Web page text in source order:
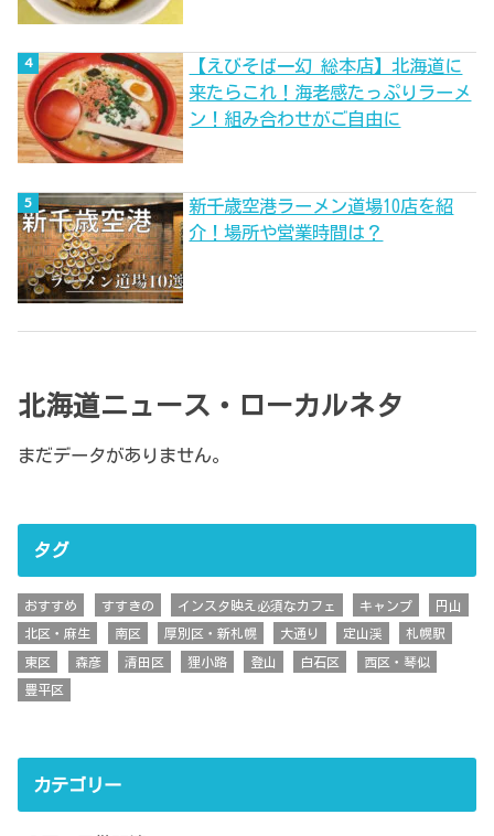
【えびそば一幻 総本店】北海道に
来たらこれ！海老感たっぷりラーメ
ン！組み合わせがご自由に
新千歳空港ラーメン道場10店を紹
介！場所や営業時間は？
北海道ニュース・ローカルネタ
まだデータがありません。
タグ
おすすめ すすきの インスタ映え必須なカフェ キャンプ 円山
北区・麻生 南区 厚別区・新札幌 大通り 定山渓 札幌駅
東区 森彦 清田区 狸小路 登山 白石区 西区・琴似
豊平区
カテゴリー